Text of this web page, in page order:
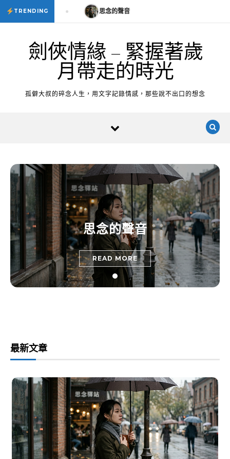
Skip to content
TRENDING
思念的聲音 思念的聲音
劍俠情緣 – 緊握著歲
月帶走的時光
孤僻大叔的碎念人生，用文字記錄情感，那些說不出口的想念
思念的聲音
READ MORE
最新文章